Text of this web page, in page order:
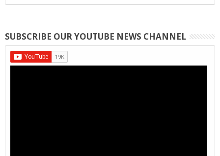
SUBSCRIBE OUR YOUTUBE NEWS CHANNEL